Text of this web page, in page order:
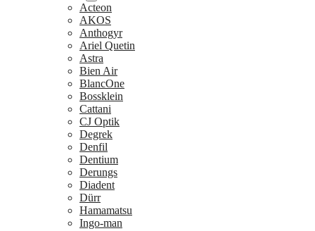
Acteon
AKOS
Anthogyr
Ariel Quetin
Astra
Bien Air
BlancOne
Bossklein
Cattani
CJ Optik
Degrek
Denfil
Dentium
Derungs
Diadent
Dürr
Hamamatsu
Ingo-man